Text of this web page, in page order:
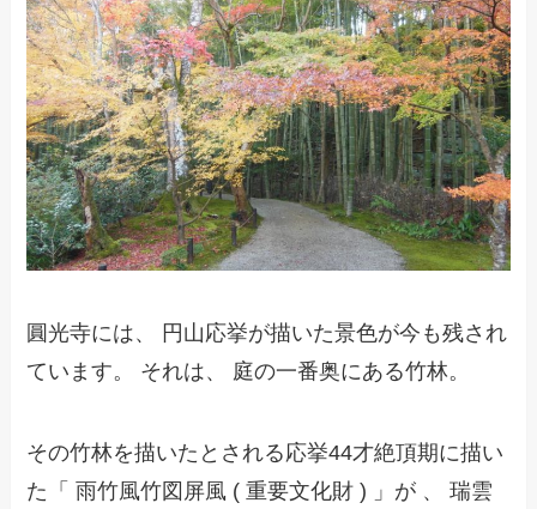
圓光寺には、 円山応挙が描いた景色が今も残され
ています。 それは、 庭の一番奥にある竹林。
その竹林を描いたとされる応挙44才絶頂期に描い
た「 雨竹風竹図屏風 ( 重要文化財 ) 」が 、 瑞雲